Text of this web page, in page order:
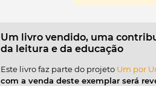
Conheça
Como
criativo
Dicas de
repertório
Um livro vendido, uma
da leitura e da educação
Este livro faz parte do projeto Um por
com a venda deste exemplar será